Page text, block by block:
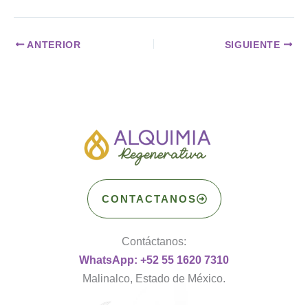
ANTERIOR SIGUIENTE
CONTACTANOS
Contáctanos:
WhatsApp: +52 55 1620 7310
Malinalco, Estado de México.